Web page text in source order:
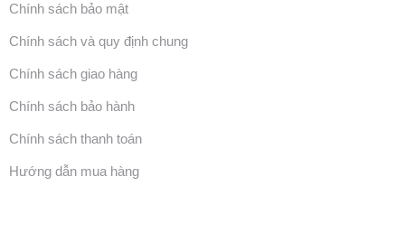
Chính sách bảo mật
Chính sách và quy định chung
Chính sách giao hàng
Chính sách bảo hành
Chính sách thanh toán
Hướng dẫn mua hàng